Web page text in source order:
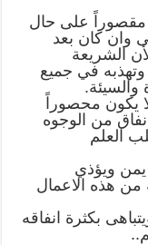
مقصوراً على حال
وان كان بعد
الشريعة
وتهذبه في جميع
والسيئة.
يكون محصوراً
من الوجوه
العلم
ويؤذي
من هذه الاعمال
بكثرة انفاقه